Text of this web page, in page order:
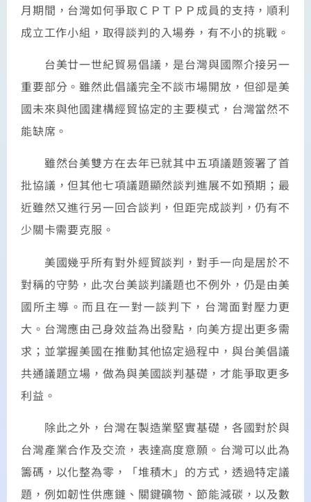
月期間，台灣如何爭取ＣＰＴＰＰ成員的支持，順利
成立工作小組，取得談判的入場券，有不小的挑戰。
台美廿一世紀貿易倡議，是台灣與國際介接另一
重要部分。雖然此倡議完全不談市場開放，但卻是美
國未來與他國建構經貿協定的主要模式，台灣當然不
能缺席。
雖然台美雙方在去年已就其中五項議題簽署了首
批協議，但其他七項議題顯然談判進展不如預期；最
近雖然又進行另一回合談判，但距完成談判，仍有不
少關卡需要克服。
美國幾乎所有對外經貿談判，對手一向是居於不
對稱的守勢，此次台美談判議題也不例外，仍是由美
國所主導。而且在一對一談判下，台灣面對壓力更
大。台灣應由己身效益為出發點，向美方提出更多需
求；並掌握美國在推動其他協定過程中，與台美倡議
共通議題立場，做為與美國談判基礎，才能爭取更多
利益。
除此之外，台灣在製造業堅實基礎，各國對於與
台灣產業合作及交流，表達高度意願。台灣可以此為
籌碼，以化整為零，「堆積木」的方式，透過特定議
題，例如韌性供應鏈、關鍵礦物、節能減碳，以及數